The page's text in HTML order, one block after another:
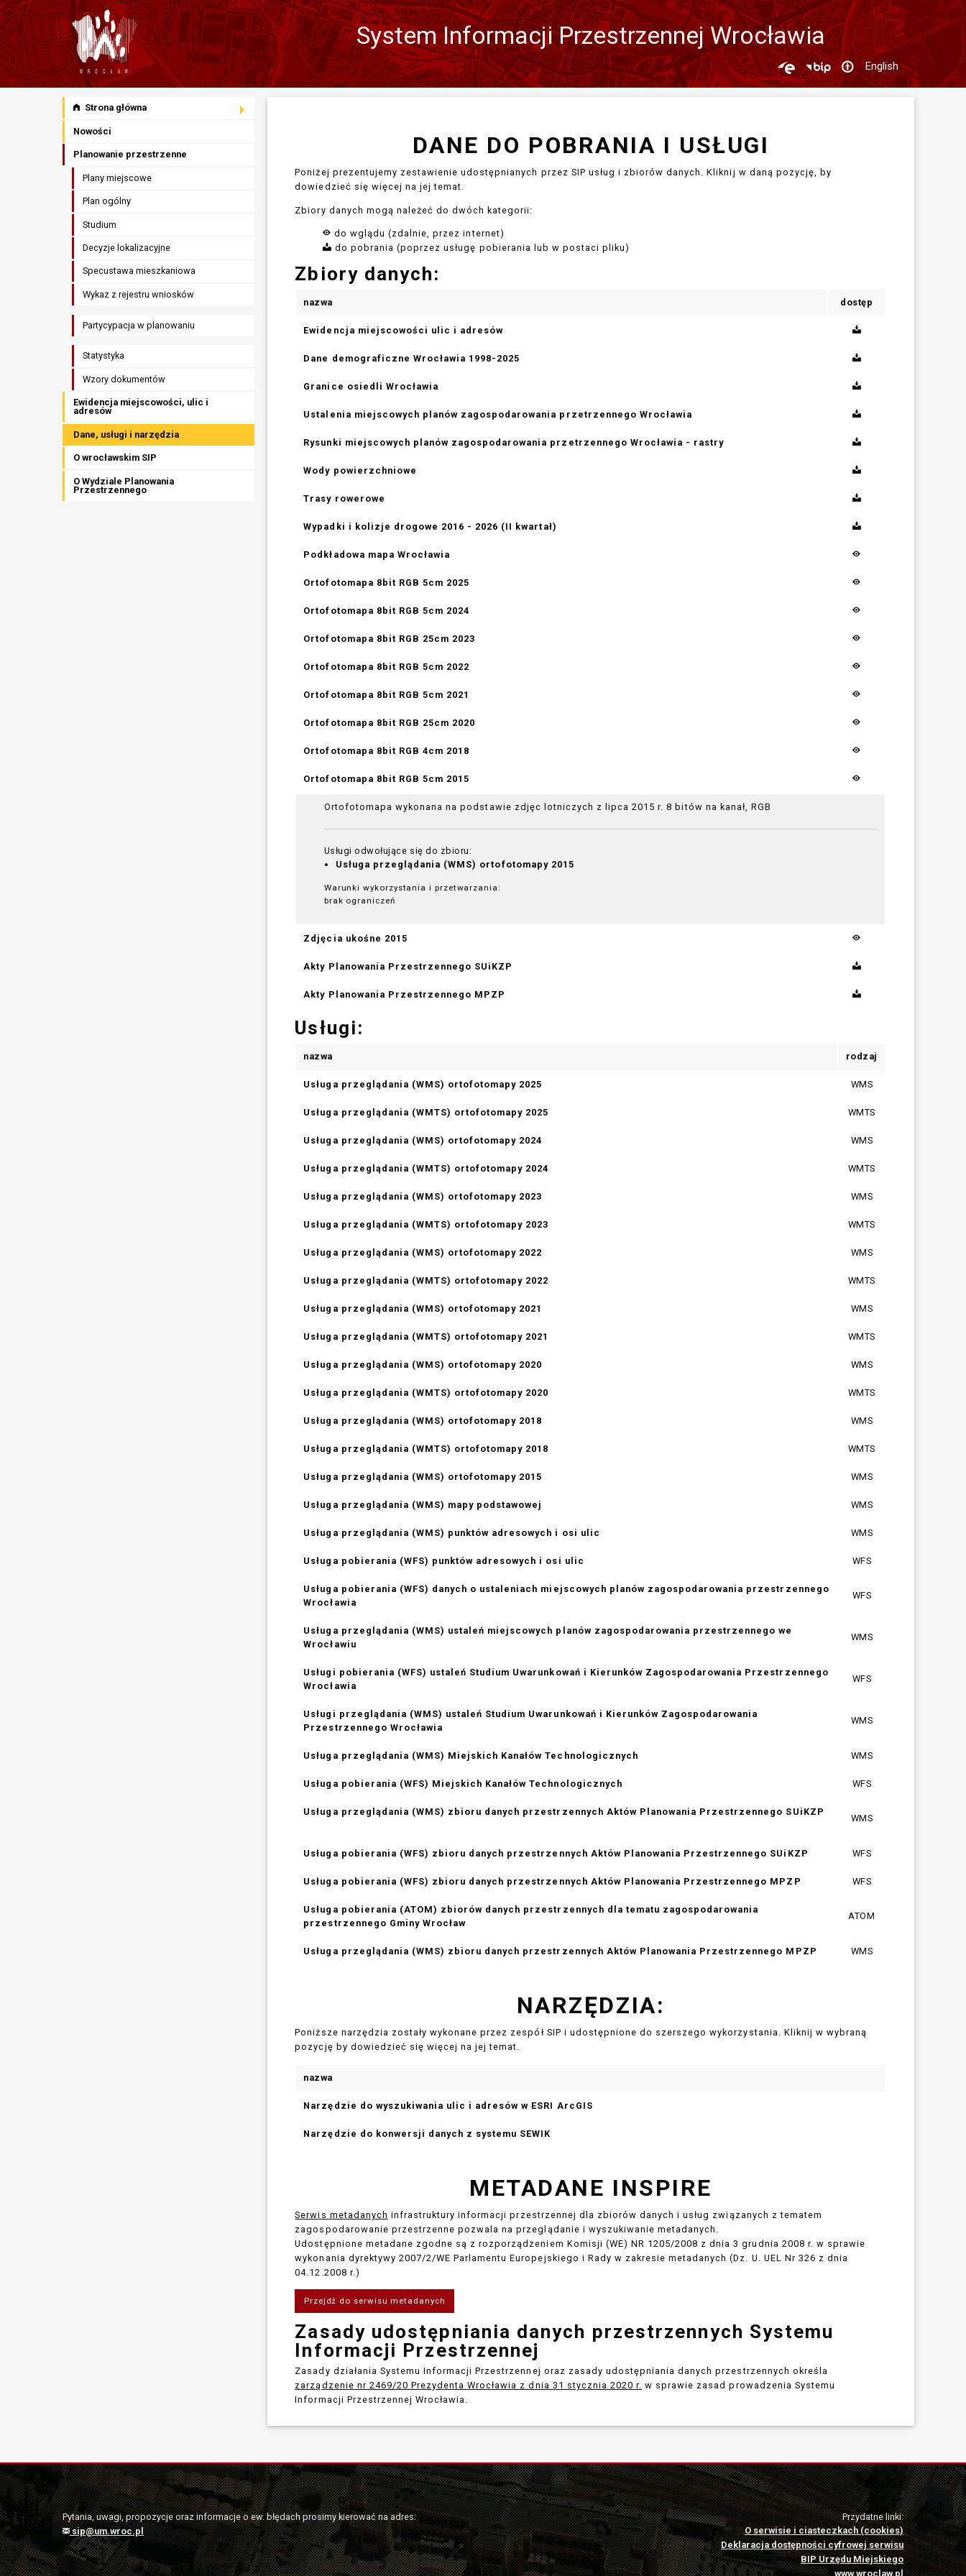
System Informacji Przestrzennej Wrocławia
Zmień
język
English
Strona główna
Nowości
Planowanie przestrzenne
Plany miejscowe
Plan ogólny
Studium
Decyzje lokalizacyjne
Specustawa mieszkaniowa
Wykaz z rejestru wniosków
Partycypacja w planowaniu
Statystyka
Wzory dokumentów
Ewidencja miejscowości, ulic i
adresów
Dane, usługi i narzędzia
O wrocławskim SIP
O Wydziale Planowania
Przestrzennego
DANE DO POBRANIA I USŁUGI
Poniżej prezentujemy zestawienie udostępnianych przez SIP usług i zbiorów danych. Kliknij w daną pozycję, by
dowiedzieć się więcej na jej temat.
Zbiory danych mogą należeć do dwóch kategorii:
do wglądu (zdalnie, przez internet)
do pobrania (poprzez usługę pobierania lub w postaci pliku)
Zbiory danych:
nazwa dostęp
Ewidencja miejscowości ulic i adresów
Dane demograficzne Wrocławia 1998-2025
Granice osiedli Wrocławia
Ustalenia miejscowych planów zagospodarowania przetrzennego Wrocławia
Rysunki miejscowych planów zagospodarowania przetrzennego Wrocławia - rastry
Wody powierzchniowe
Trasy rowerowe
Wypadki i kolizje drogowe 2016 - 2026 (II kwartał)
Podkładowa mapa Wrocławia
Ortofotomapa 8bit RGB 5cm 2025
Ortofotomapa 8bit RGB 5cm 2024
Ortofotomapa 8bit RGB 25cm 2023
Ortofotomapa 8bit RGB 5cm 2022
Ortofotomapa 8bit RGB 5cm 2021
Ortofotomapa 8bit RGB 25cm 2020
Ortofotomapa 8bit RGB 4cm 2018
Ortofotomapa 8bit RGB 5cm 2015
Ortofotomapa wykonana na podstawie zdjęc lotniczych z lipca 2015 r. 8 bitów na kanał, RGB
Usługi odwołujące się do zbioru:
Usługa przeglądania (WMS) ortofotomapy 2015
Warunki wykorzystania i przetwarzania:
brak ograniczeń
Zdjęcia ukośne 2015
Akty Planowania Przestrzennego SUiKZP
Akty Planowania Przestrzennego MPZP
Usługi:
nazwa rodzaj
Usługa przeglądania (WMS) ortofotomapy 2025 WMS
Usługa przeglądania (WMTS) ortofotomapy 2025 WMTS
Usługa przeglądania (WMS) ortofotomapy 2024 WMS
Usługa przeglądania (WMTS) ortofotomapy 2024 WMTS
Usługa przeglądania (WMS) ortofotomapy 2023 WMS
Usługa przeglądania (WMTS) ortofotomapy 2023 WMTS
Usługa przeglądania (WMS) ortofotomapy 2022 WMS
Usługa przeglądania (WMTS) ortofotomapy 2022 WMTS
Usługa przeglądania (WMS) ortofotomapy 2021 WMS
Usługa przeglądania (WMTS) ortofotomapy 2021 WMTS
Usługa przeglądania (WMS) ortofotomapy 2020 WMS
Usługa przeglądania (WMTS) ortofotomapy 2020 WMTS
Usługa przeglądania (WMS) ortofotomapy 2018 WMS
Usługa przeglądania (WMTS) ortofotomapy 2018 WMTS
Usługa przeglądania (WMS) ortofotomapy 2015 WMS
Usługa przeglądania (WMS) mapy podstawowej WMS
Usługa przeglądania (WMS) punktów adresowych i osi ulic WMS
Usługa pobierania (WFS) punktów adresowych i osi ulic WFS
Usługa pobierania (WFS) danych o ustaleniach miejscowych planów zagospodarowania przestrzennego
Wrocławia
WFS
Usługa przeglądania (WMS) ustaleń miejscowych planów zagospodarowania przestrzennego we
Wrocławiu
WMS
Usługi pobierania (WFS) ustaleń Studium Uwarunkowań i Kierunków Zagospodarowania Przestrzennego
Wrocławia
WFS
Usługi przeglądania (WMS) ustaleń Studium Uwarunkowań i Kierunków Zagospodarowania
Przestrzennego Wrocławia
WMS
Usługa przeglądania (WMS) Miejskich Kanałów Technologicznych WMS
Usługa pobierania (WFS) Miejskich Kanałów Technologicznych WFS
Usługa przeglądania (WMS) zbioru danych przestrzennych Aktów Planowania Przestrzennego SUiKZP
WMS
Usługa pobierania (WFS) zbioru danych przestrzennych Aktów Planowania Przestrzennego SUiKZP WFS
Usługa pobierania (WFS) zbioru danych przestrzennych Aktów Planowania Przestrzennego MPZP WFS
Usługa pobierania (ATOM) zbiorów danych przestrzennych dla tematu zagospodarowania
przestrzennego Gminy Wrocław
ATOM
Usługa przeglądania (WMS) zbioru danych przestrzennych Aktów Planowania Przestrzennego MPZP WMS
NARZĘDZIA:
Poniższe narzędzia zostały wykonane przez zespół SIP i udostępnione do szerszego wykorzystania. Kliknij w wybraną
pozycję by dowiedzieć się więcej na jej temat.
nazwa
Narzędzie do wyszukiwania ulic i adresów w ESRI ArcGIS
Narzędzie do konwersji danych z systemu SEWIK
METADANE INSPIRE
Serwis metadanych infrastruktury informacji przestrzennej dla zbiorów danych i usług związanych z tematem
zagospodarowanie przestrzenne pozwala na przeglądanie i wyszukiwanie metadanych.
Udostępnione metadane zgodne są z rozporządzeniem Komisji (WE) NR 1205/2008 z dnia 3 grudnia 2008 r. w sprawie
wykonania dyrektywy 2007/2/WE Parlamentu Europejskiego i Rady w zakresie metadanych (Dz. U. UEL Nr 326 z dnia
04.12.2008 r.)
Przejdź do serwisu metadanych
Zasady udostępniania danych przestrzennych Systemu
Informacji Przestrzennej
Zasady działania Systemu Informacji Przestrzennej oraz zasady udostępniania danych przestrzennych określa
zarządzenie nr 2469/20 Prezydenta Wrocławia z dnia 31 stycznia 2020 r. w sprawie zasad prowadzenia Systemu
Informacji Przestrzennej Wrocławia.
Pytania, uwagi, propozycje oraz informacje o ew. błędach prosimy kierować na adres:
sip@um.wroc.pl
Przydatne linki:
O serwisie i ciasteczkach (cookies)
Deklaracja dostępności cyfrowej serwisu
BIP Urzędu Miejskiego
www.wroclaw.pl